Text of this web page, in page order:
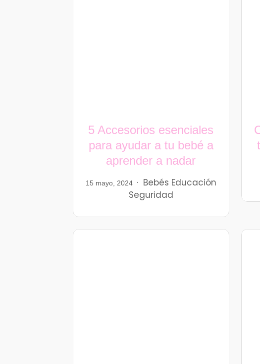
5 Accesorios esenciales
para ayudar a tu bebé a
aprender a nadar
15 mayo, 2024 Bebés Educación
Seguridad